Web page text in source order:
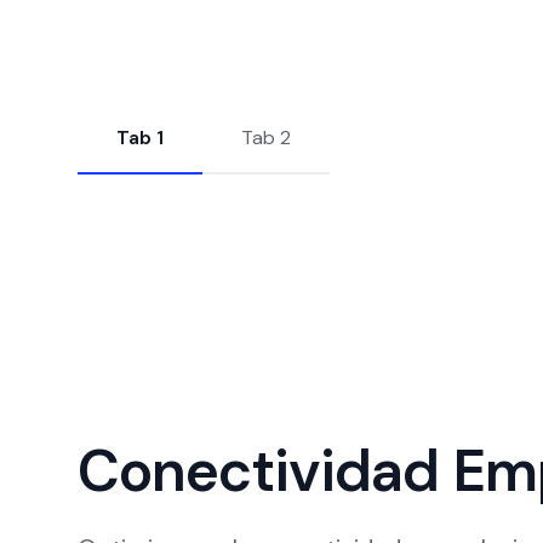
Tab 1 Tab 2
Conectividad